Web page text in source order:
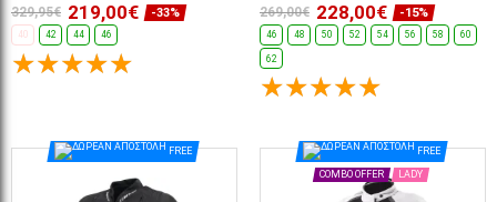
329,95€ 219,00€ -33%
40 42 44 46
269,00€ 228,00€ -15%
46 48 50 52 54 56 58 60
62
FREE FREE
COMBO OFFER LADY